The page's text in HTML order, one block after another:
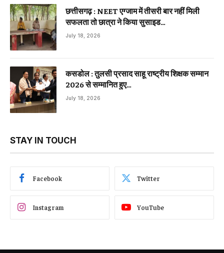
छत्तीसगढ़ : NEET एग्जाम में तीसरी बार नहीं मिली
सफलता तो छात्रा ने किया सुसाइड…
July 18, 2026
कसडोल : तुलसी प्रसाद साहू राष्ट्रीय शिक्षक सम्मान
2026 से सम्मानित हुए…
July 18, 2026
STAY IN TOUCH
Facebook Twitter
Instagram YouTube